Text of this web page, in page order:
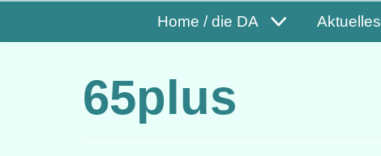
Home / die DA Aktuelles
65plus